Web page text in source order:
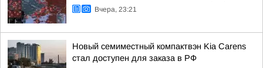
Вчера, 23:21
Новый семиместный компактвэн Kia Carens
стал доступен для заказа в РФ